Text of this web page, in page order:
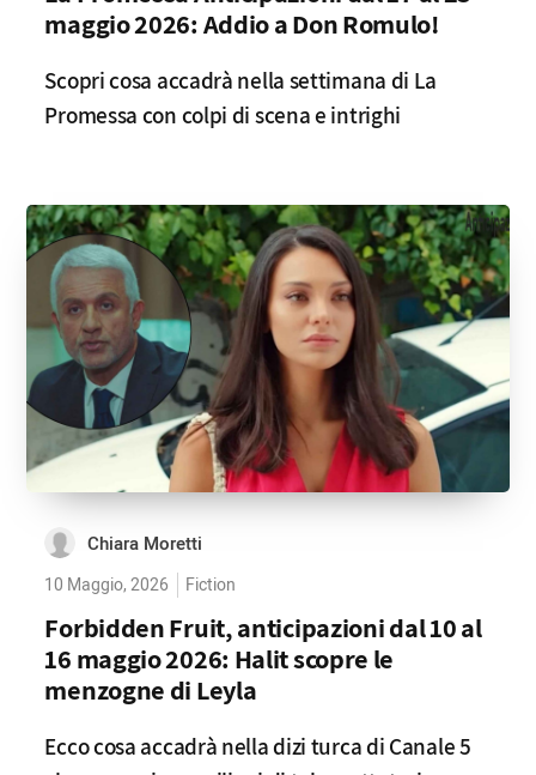
maggio 2026: Addio a Don Romulo!
Scopri cosa accadrà nella settimana di La
Promessa con colpi di scena e intrighi
Chiara Moretti
10 Maggio, 2026 Fiction
Forbidden Fruit, anticipazioni dal 10 al
16 maggio 2026: Halit scopre le
menzogne di Leyla
Ecco cosa accadrà nella dizi turca di Canale 5